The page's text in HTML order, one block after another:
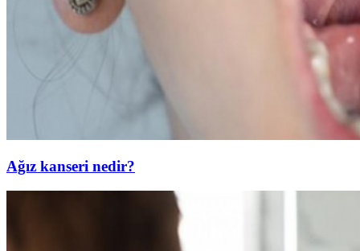
Ağız kanseri nedir?